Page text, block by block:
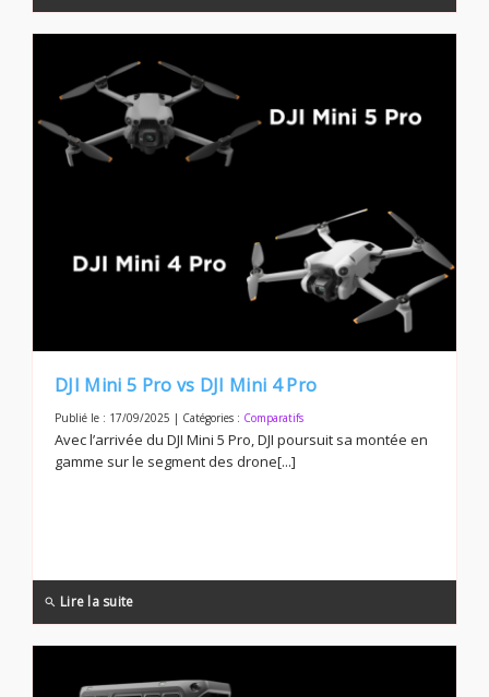
DJI Mini 5 Pro vs DJI Mini 4 Pro
Publié le : 17/09/2025 | Catégories : Comparatifs
Avec l’arrivée du DJI Mini 5 Pro, DJI poursuit sa montée en
gamme sur le segment des drone[...]
search Lire la suite